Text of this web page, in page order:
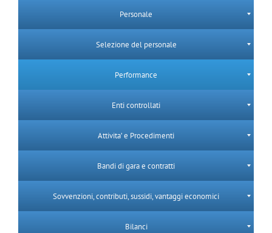
Personale
Selezione del personale
Performance
Enti controllati
Attivita’ e Procedimenti
Bandi di gara e contratti
Sovvenzioni, contributi, sussidi, vantaggi economici
Bilanci